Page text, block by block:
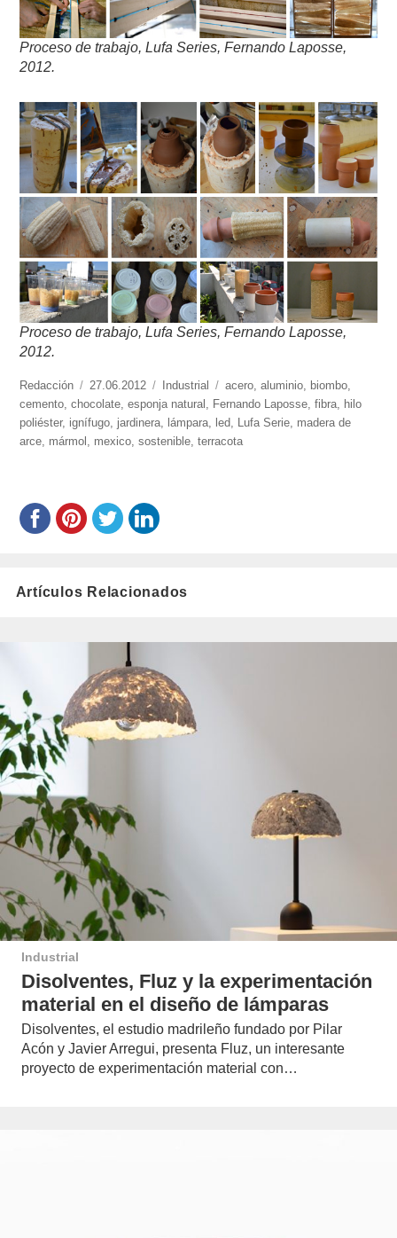
Proceso de trabajo, Lufa Series, Fernando Laposse,
2012.
Proceso de trabajo, Lufa Series, Fernando Laposse,
2012.
https://www.experimenta.es/author/redaccion/
Redacción
Publicado
el
27.06.2012 Categorías
Industrial Etiquetas
acero ,aluminio biombo
cemento ,chocolate ,esponja natural Fernando Laposse ,fibra
hilo
poliéster, ignífugo jardinera lámpara led Lufa Serie madera de
arce mármol mexico ,sostenible ,terracota
Artículos Relacionados
Industrial
Disolventes, Fluz y la experimentación
material en el diseño de lámparas
Disolventes, el estudio madrileño fundado por Pilar
Acón y Javier Arregui, presenta Fluz, un interesante
proyecto de experimentación material con…